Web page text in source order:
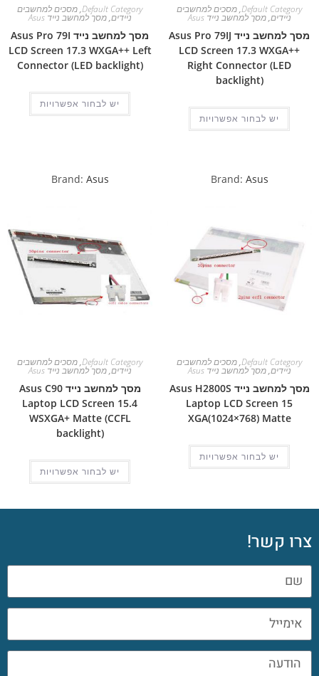
Default Category
,מסכים למחשבים
ניידים,מסך למחשב נייד Asus
מסך למחשב נייד Asus Pro 79IJ
LCD Screen 17.3 WXGA++
Right Connector (LED
backlight)
יש לבחור אפשרויות
Default Category
,מסכים למחשבים
ניידים,מסך למחשב נייד Asus
מסך למחשב נייד Asus Pro 79I
LCD Screen 17.3 WXGA++ Left
Connector (LED backlight)
יש לבחור אפשרויות
Brand: Asus
Default Category
,מסכים למחשבים
ניידים,מסך למחשב נייד Asus
מסך למחשב נייד Asus H2800S
Laptop LCD Screen 15
XGA(1024×768) Matte
יש לבחור אפשרויות
Brand: Asus
Default Category
,מסכים למחשבים
ניידים,מסך למחשב נייד Asus
מסך למחשב נייד Asus C90
Laptop LCD Screen 15.4
WSXGA+ Matte (CCFL
backlight)
יש לבחור אפשרויות
צרו קשר!